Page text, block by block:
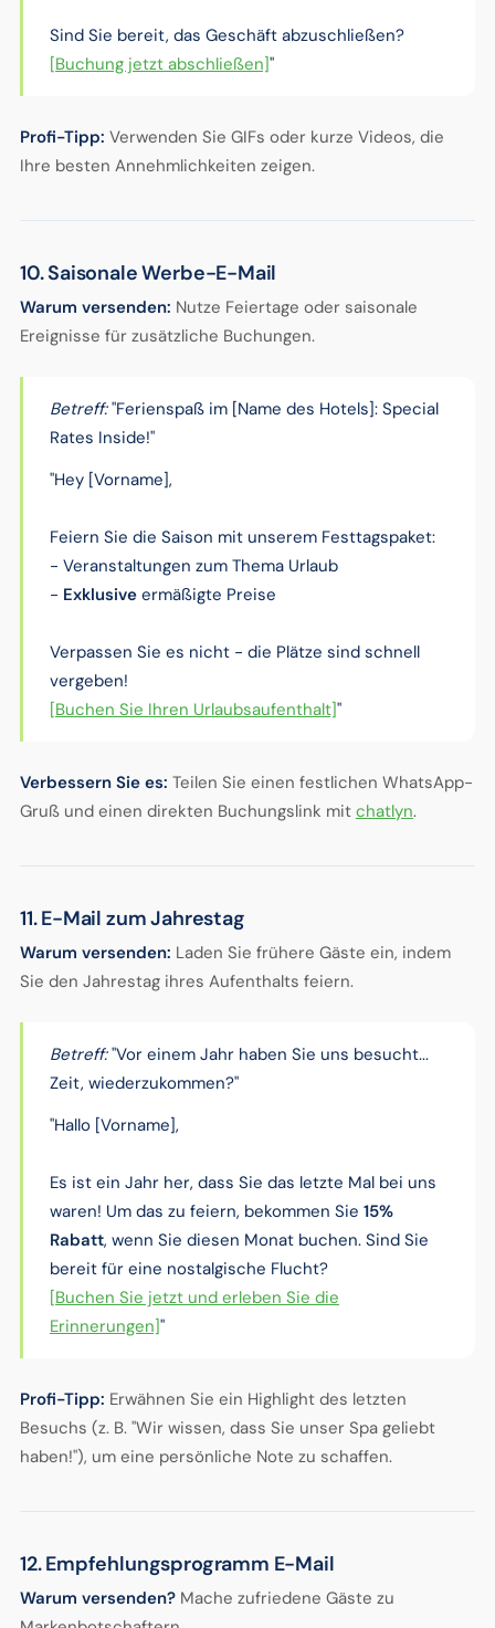
Sind Sie bereit, das Geschäft abzuschließen?
[Buchung jetzt abschließen]"
Profi-Tipp: Verwenden Sie GIFs oder kurze Videos, die
Ihre besten Annehmlichkeiten zeigen.
10. Saisonale Werbe-E-Mail
Warum versenden: Nutze Feiertage oder saisonale
Ereignisse für zusätzliche Buchungen.
Betreff:"Ferienspaß im [Name des Hotels]: Special
Rates Inside!"
"Hey [Vorname],
Feiern Sie die Saison mit unserem Festtagspaket:
- Veranstaltungen zum Thema Urlaub
- Exklusiveermäßigte Preise
Verpassen Sie es nicht - die Plätze sind schnell
vergeben!
[Buchen Sie Ihren Urlaubsaufenthalt]"
Verbessern Sie es: Teilen Sie einen festlichen WhatsApp-
Gruß und einen direkten Buchungslink mit chatlyn.
11. E-Mail zum Jahrestag
Warum versenden: Laden Sie frühere Gäste ein, indem
Sie den Jahrestag ihres Aufenthalts feiern.
Betreff:"Vor einem Jahr haben Sie uns besucht...
Zeit, wiederzukommen?"
"Hallo [Vorname],
Es ist ein Jahr her, dass Sie das letzte Mal bei uns
waren! Um das zu feiern, bekommen Sie 15%
Rabatt, wenn Sie diesen Monat buchen. Sind Sie
bereit für eine nostalgische Flucht?
[Buchen Sie jetzt und erleben Sie die
Erinnerungen]"
Profi-Tipp: Erwähnen Sie ein Highlight des letzten
Besuchs (z. B. "Wir wissen, dass Sie unser Spa geliebt
haben!"), um eine persönliche Note zu schaffen.
12. Empfehlungsprogramm E-Mail
Warum versenden?Mache zufriedene Gäste zu